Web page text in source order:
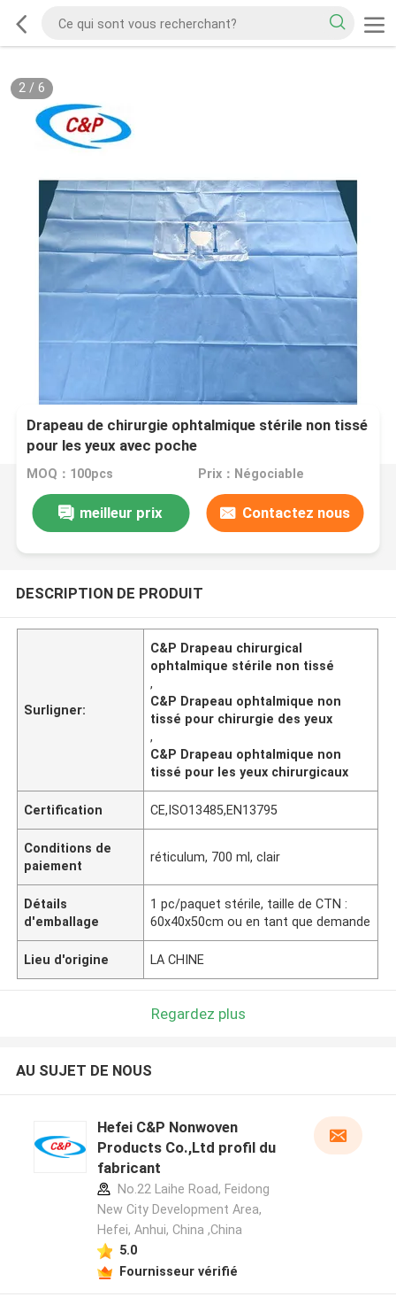
2/ 6
Drapeau de chirurgie ophtalmique stérile non tissé
pour les yeux avec poche
MOQ：100pcs Prix：Négociable
meilleur prix Contactez nous
DESCRIPTION DE PRODUIT
Surligner:
C&P Drapeau chirurgical
ophtalmique stérile non tissé
,
C&P Drapeau ophtalmique non
tissé pour chirurgie des yeux
,
C&P Drapeau ophtalmique non
tissé pour les yeux chirurgicaux
Certification CE,ISO13485,EN13795
Conditions de
paiement
réticulum, 700 ml, clair
Détails
d'emballage
1 pc/paquet stérile, taille de CTN :
60x40x50cm ou en tant que demande
Lieu d'origine LA CHINE
Regardez plus
AU SUJET DE NOUS
Hefei C&P Nonwoven
Products Co.,Ltd profil du
fabricant
No.22 Laihe Road, Feidong
New City Development Area,
Hefei, Anhui, China ,China
5.0
Fournisseur vérifié